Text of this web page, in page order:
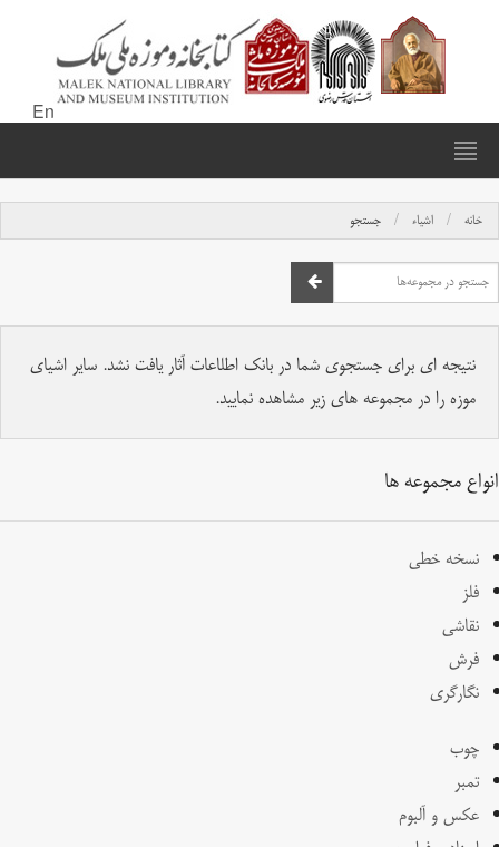
En
خانه اشیاء جستجو
نتیجه ای برای جستجوی شما در بانک اطلاعات آثار یافت نشد. سایر اشیای
موزه را در مجموعه های زیر مشاهده نمایید.
انواع مجموعه ها
نسخه خطی
فلز
نقاشی
فرش
نگارگری
چوب
تمبر
عکس و آلبوم